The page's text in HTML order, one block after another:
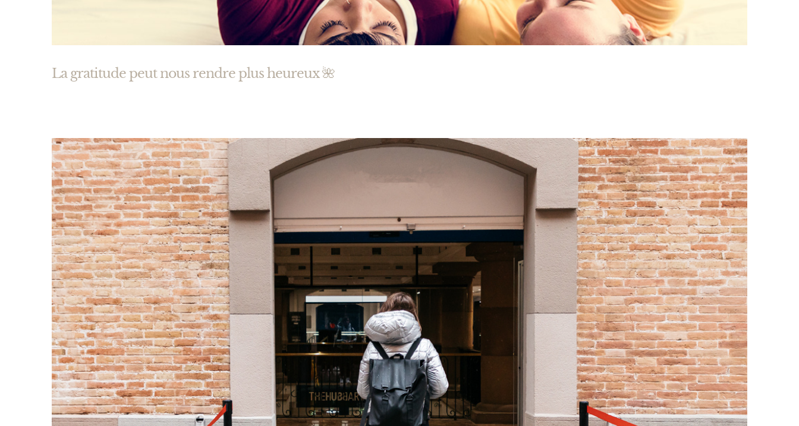
La gratitude peut nous rendre plus heureux 🌺